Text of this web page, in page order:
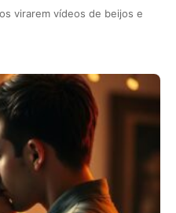
virarem vídeos de beijos e